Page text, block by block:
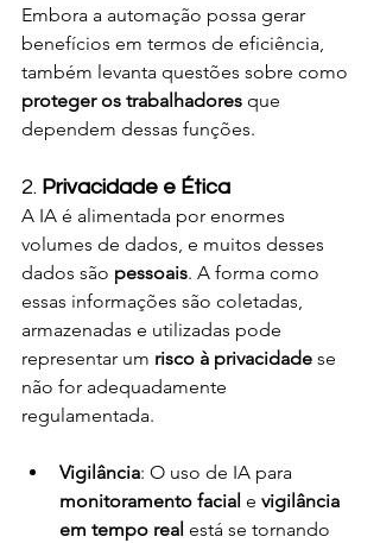
Embora a automação possa gerar
benefícios em termos de eficiência,
também levanta questões sobre como
proteger os trabalhadores que
dependem dessas funções.
2. Privacidade e Ética
A IA é alimentada por enormes
volumes de dados, e muitos desses
dados são pessoais. A forma como
essas informações são coletadas,
armazenadas e utilizadas pode
representar um risco à privacidade se
não for adequadamente
regulamentada.
Vigilância: O uso de IA para
monitoramento facial e vigilância
em tempo real está se tornando